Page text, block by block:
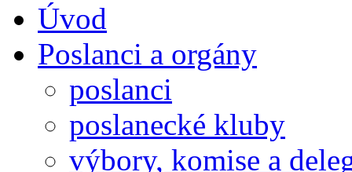
Úvod
Poslanci a orgány
poslanci
poslanecké kluby
výbory, komise a